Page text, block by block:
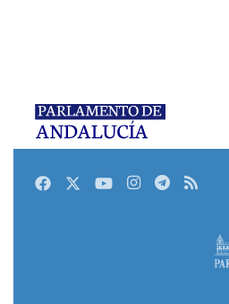
FacebookTwitterYoutubeInstagram
Telegram
RSS